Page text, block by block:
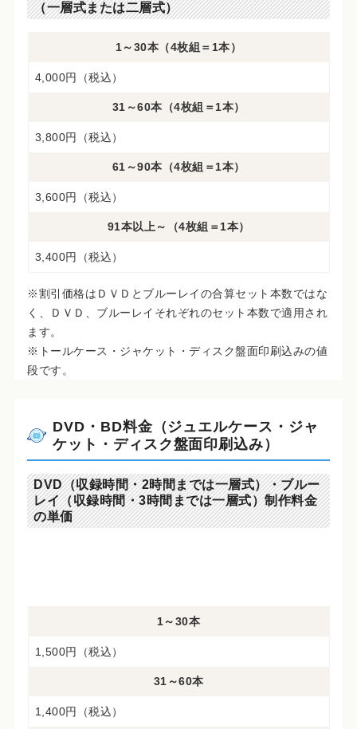
（一層式または二層式）
1～30本（4枚組＝1本）
4,000円（税込）
31～60本（4枚組＝1本）
3,800円（税込）
61～90本（4枚組＝1本）
3,600円（税込）
91本以上～（4枚組＝1本）
3,400円（税込）
※割引価格はＤＶＤとブルーレイの合算セット本数ではな
く、ＤＶＤ、ブルーレイそれぞれのセット本数で適用され
ます。
※トールケース・ジャケット・ディスク盤面印刷込みの値
段です。
DVD・BD料金（ジュエルケース・ジャ
ケット・ディスク盤面印刷込み）
DVD（収録時間・2時間までは一層式）・ブルー
レイ（収録時間・3時間までは一層式）制作料金
の単価
1～30本
1,500円（税込）
31～60本
1,400円（税込）